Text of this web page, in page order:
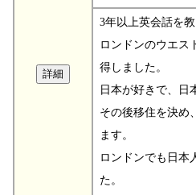
3年以上英会話を教
ロンドンのウエス
得しました。
日本が好きで、日
その後移住を決め
ます。
ロンドンでも日本
た。